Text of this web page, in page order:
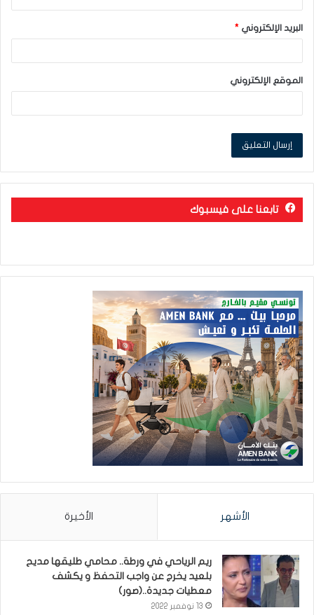
البريد الإلكتروني *
الموقع الإلكتروني
تابعنا على فيسبوك
الأشهر الأخيرة
ريم الرياحي في ورطة.. محامي طليقها مديح
بلعيد يخرج عن واجب التحفظ و يكشف
معطيات جديدة..(صور)
13 نوفمبر 2022